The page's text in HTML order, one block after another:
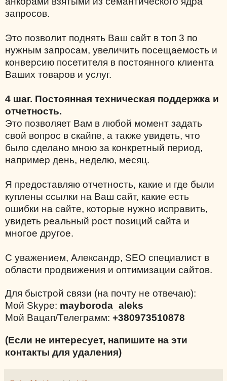
запросов.
Это позволит поднять Ваш сайт в топ 3 по
нужным запросам, увеличить посещаемость и
конверсию посетителя в постоянного клиента
Ваших товаров и услуг.
4 шаг. Постоянная техническая поддержка и
отчетность.
Это позволяет Вам в любой момент задать
свой вопрос в скайпе, а также увидеть, что
было сделано мною за конкретный период,
например день, неделю, месяц.
Я предоставляю отчетность, какие и где были
куплены ссылки на Ваш сайт, какие есть
ошибки на сайте, которые нужно исправить,
увидеть реальный рост позиций сайта и
многое другое.
С уважением, Александр, SEO специалист в
области продвижения и оптимизации сайтов.
Для быстрой связи (на почту не отвечаю):
Мой Skype: mayboroda_aleks
Мой Вацап/Телеграмм: +380973510878
(Если не интересует, напишите на эти
контакты для удаления)